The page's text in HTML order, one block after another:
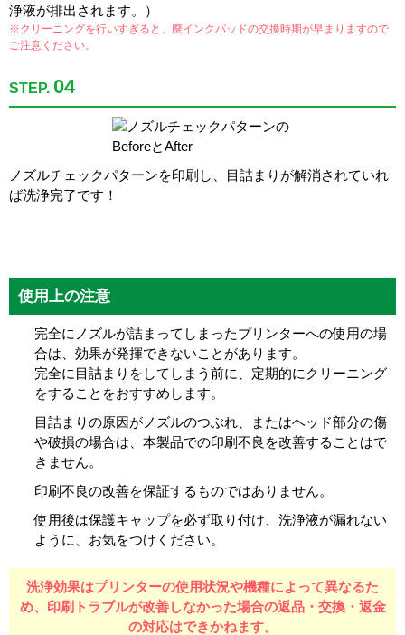
浄液が排出されます。）
※クリーニングを行いすぎると、廃インクパッドの交換時期が早まりますので
ご注意ください。
STEP. 04
ノズルチェックパターンを印刷し、目詰まりが解消されていれ
ば洗浄完了です！
使用上の注意
完全にノズルが詰まってしまったプリンターへの使用の場
合は、効果が発揮できないことがあります。
完全に目詰まりをしてしまう前に、定期的にクリーニング
をすることをおすすめします。
目詰まりの原因がノズルのつぶれ、またはヘッド部分の傷
や破損の場合は、本製品での印刷不良を改善することはで
きません。
印刷不良の改善を保証するものではありません。
使用後は保護キャップを必ず取り付け、洗浄液が漏れない
ように、お気をつけください。
洗浄効果はプリンターの使用状況や機種によって異なるた
め、 印刷トラブルが改善しなかった場合の返品・交換・返金
の対応はできかねます。